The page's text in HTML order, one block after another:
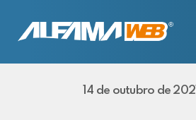
14 de outubro de 2021